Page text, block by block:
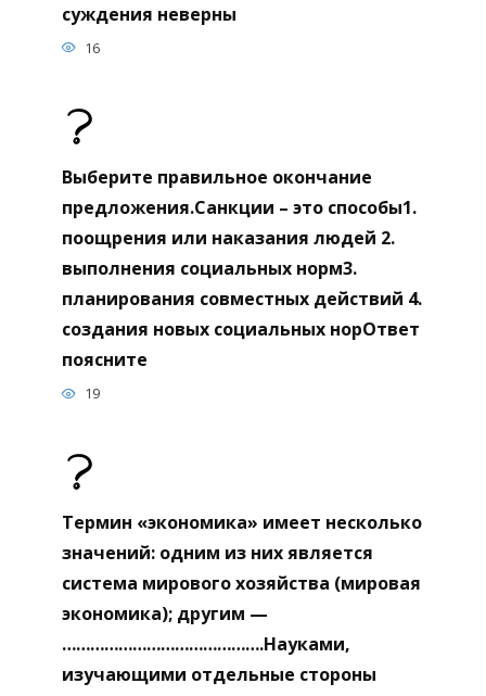
суждения неверны
16
Выберите правильное окончание
предложения.Санкции – это способы1.
поощрения или наказания людей 2.
выполнения социальных норм3.
планирования совместных действий 4.
создания новых социальных норОтвет
поясните
19
Термин «экономика» имеет несколько
значений: одним из них является
система мирового хозяйства (мировая
экономика); другим —
…………………………………….Науками,
изучающими отдельные стороны